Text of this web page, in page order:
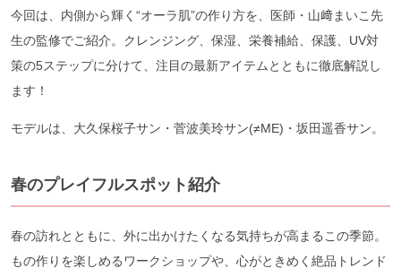
今回は、内側から輝く“オーラ肌”の作り方を、医師・山﨑まいこ先
生の監修でご紹介。クレンジング、保湿、栄養補給、保護、UV対
策の5ステップに分けて、注目の最新アイテムとともに徹底解説し
ます！
モデルは、大久保桜子サン・菅波美玲サン(≠ME)・坂田遥香サン。
春のプレイフルスポット紹介
春の訪れとともに、外に出かけたくなる気持ちが高まるこの季節。
もの作りを楽しめるワークショップや、心がときめく絶品トレンド